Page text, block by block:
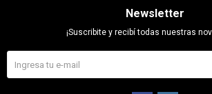
Newsletter
¡Suscribite y recibí todas nuestras